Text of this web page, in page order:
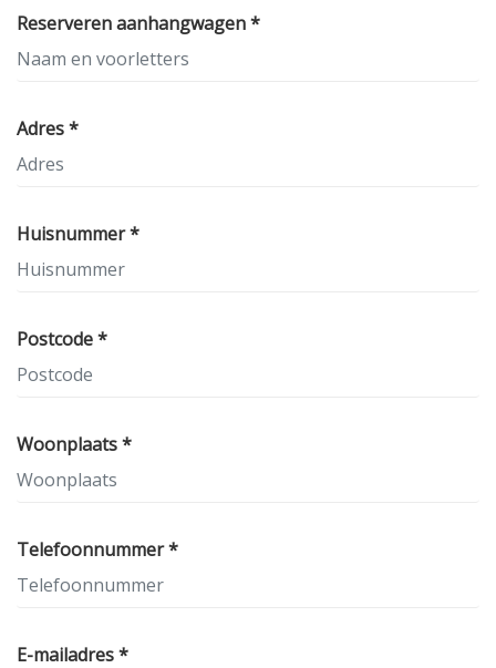
Reserveren aanhangwagen *
Adres *
Huisnummer *
Postcode *
Woonplaats *
Telefoonnummer *
E-mailadres *